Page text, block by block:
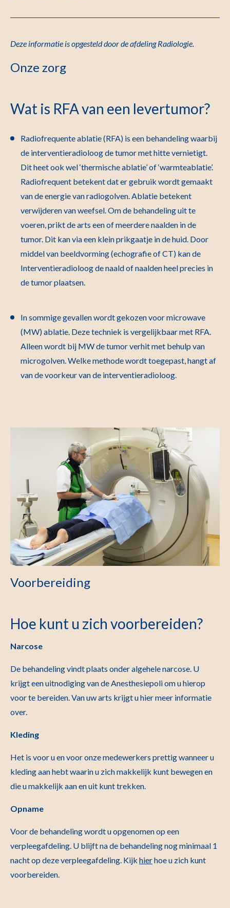
Deze informatie is opgesteld door de afdeling Radiologie.
Onze zorg
Wat is RFA van een levertumor?
Radiofrequente ablatie (RFA) is een behandeling waarbij
de interventieradioloog de tumor met hitte vernietigt.
Dit heet ook wel ‘thermische ablatie’ of ‘warmteablatie’.
Radiofrequent betekent dat er gebruik wordt gemaakt
van de energie van radiogolven. Ablatie betekent
verwijderen van weefsel. Om de behandeling uit te
voeren, prikt de arts een of meerdere naalden in de
tumor. Dit kan via een klein prikgaatje in de huid. Door
middel van beeldvorming (echografie of CT) kan de
Interventieradioloog de naald of naalden heel precies in
de tumor plaatsen.
In sommige gevallen wordt gekozen voor microwave
(MW) ablatie. Deze techniek is vergelijkbaar met RFA.
Alleen wordt bij MW de tumor verhit met behulp van
microgolven. Welke methode wordt toegepast, hangt af
van de voorkeur van de interventieradioloog.
Voorbereiding
Hoe kunt u zich voorbereiden?
Narcose
De behandeling vindt plaats onder algehele narcose. U
krijgt een uitnodiging van de Anesthesiepoli om u hierop
voor te bereiden. Van uw arts krijgt u hier meer informatie
over.
Kleding
Het is voor u en voor onze medewerkers prettig wanneer u
kleding aan hebt waarin u zich makkelijk kunt bewegen en
die u makkelijk aan en uit kunt trekken.
Opname
Voor de behandeling wordt u opgenomen op een
verpleegafdeling. U blijft na de behandeling nog minimaal 1
nacht op deze verpleegafdeling. Kijk hierhoe u zich kunt
voorbereiden.